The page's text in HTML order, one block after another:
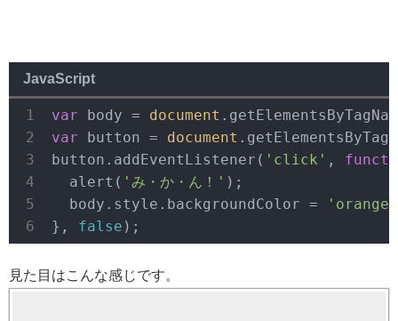
JavaScript
var body = document
var button = document
button.addEventListener( 'click' ,
alert( 'み・か・ん！' );
body.style.backgroundColor =
'orange'
}, false );
見た目はこんな感じです。